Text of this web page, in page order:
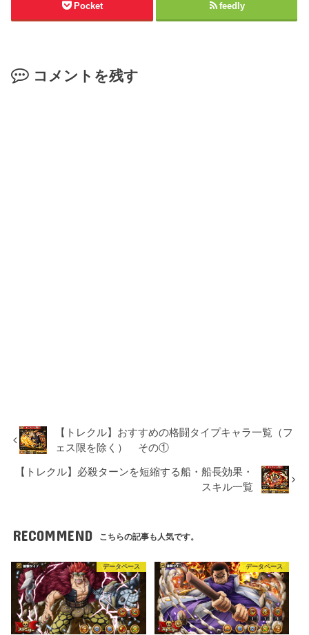
Pocket feedly
コメントを残す
【トレクル】おすすめの格闘タイプキャラ一覧（フ
ェス限を除く） その①
【トレクル】必殺ターンを短縮する船・船長効果・
スキル一覧
RECOMMEND こちらの記事も人気です。
データベース データベース